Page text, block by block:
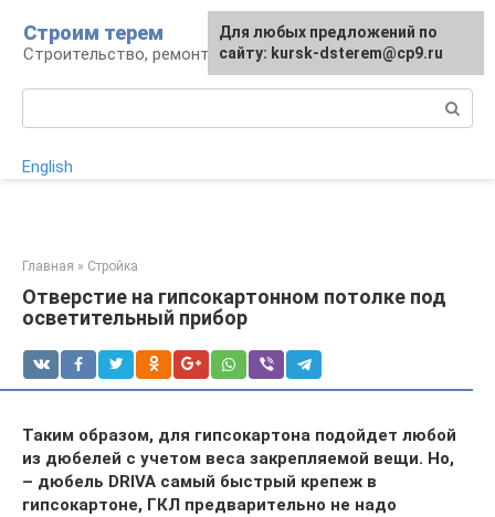
контенту
Строим терем
Строительство, ремонт, ландшафт
English
Главная » Стройка
Отверстие на гипсокартонном потолке под
осветительный прибор
Таким образом, для гипсокартона подойдет любой
из дюбелей с учетом веса закрепляемой вещи. Но,
– дюбель DRIVA самый быстрый крепеж в
гипсокартоне, ГКЛ предварительно не надо
Для любых предложений по
сайту: kursk-dsterem@cp9.ru